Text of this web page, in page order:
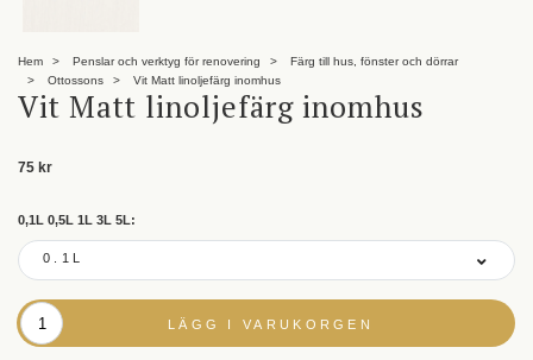
Hem Penslar och verktyg för renovering
Färg till hus, fönster och dörrar
Ottossons
Vit Matt linoljefärg inomhus
Vit Matt linoljefärg inomhus
75 kr
0,1L 0,5L 1L 3L 5L:
0.1L
LÄGG I VARUKORGEN